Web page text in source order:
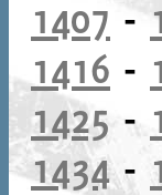
1407 -
1416 -
1425-
1434-